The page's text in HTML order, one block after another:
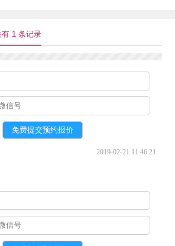
有 1 条记录
2019-02-21 11:46:21